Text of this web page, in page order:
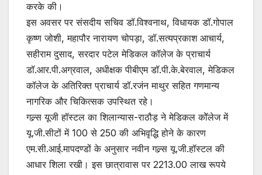
करके की।
इस अवसर पर संसदीय सचिव डॉ.विश्वनाथ, विधायक डॉ.गोपाल
कृष्ण जोशी, महापौर नारायण चोपड़ा, डॉ.सत्यप्रकाश आचार्य,
सहीराम दुसाद, सरदार पटेल मेडिकल कॉलेज के प्राचार्य
डॉ.आर.पी.अग्रवाल, अधीक्षक पीबीएम डॉ.पी.के.बेरवाल, मेडिकल
कॉलेज के अतिरिक्त प्राचार्य डॉ.रजंन माथुर सहित गणमान्य
नागरिक और चिकित्सक उपस्थित रहे।
गल्र्स यूजी हॉस्टल का शिलान्यास-राठौड़ ने मेडिकल कॉेलेज में
यू.जी.सीटों में 100 से 250 की अभिवृद्धि होने के कारण
एम.सी.आई.मापदण्डों के अनुसार नवीन गल्र्स यू.जी.हॉस्टल की
आधार शिला रखी। इस छात्रावास पर 2213.00 लाख रूपये